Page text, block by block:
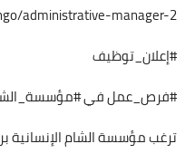
administrative-manager-2/
#إعلان_توظيف
#فرص_عمل في
ترغب مؤسسة الشام الإنسانية